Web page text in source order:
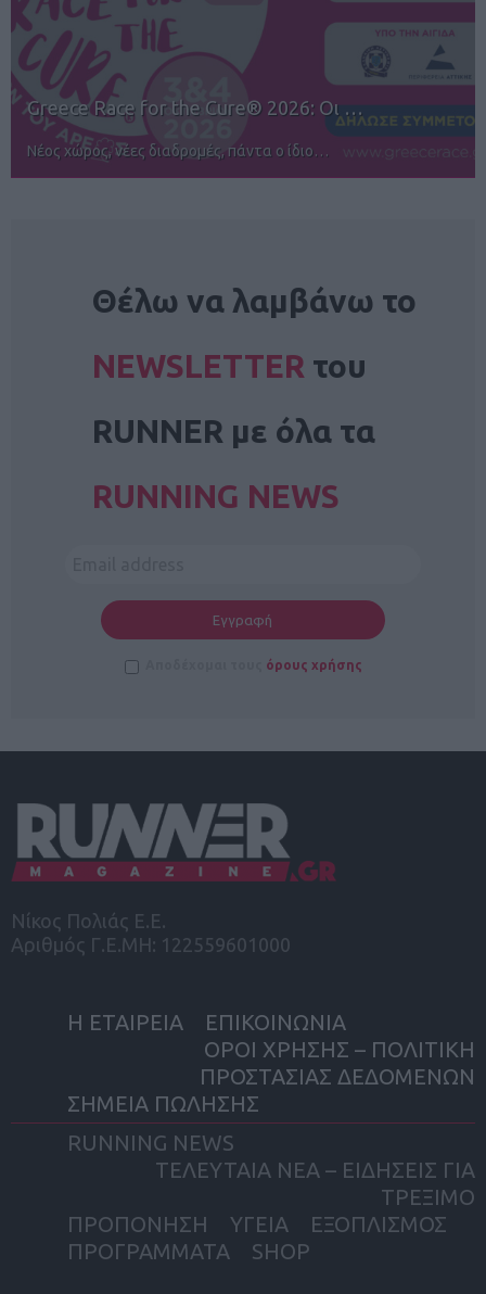
12ος TUI Rhodes Marathon: Άνοιγμα ε…
Αγώνες για όλους στην Ρόδο
Θέλω να λαμβάνω το
NEWSLETTER του
RUNNER με όλα τα
RUNNING NEWS
όρους χρήσης
Νίκος Πολιάς Ε.Ε.
Αριθμός Γ.Ε.ΜΗ: 122559601000
Η ΕΤΑΙΡΕΙΑ
ΕΠΙΚΟΙΝΩΝΙΑ
ΟΡΟΙ ΧΡΗΣΗΣ – ΠΟΛΙΤΙΚΗ
ΠΡΟΣΤΑΣΙΑΣ ΔΕΔΟΜΕΝΩΝ
ΣΗΜΕΙΑ ΠΩΛΗΣΗΣ
RUNNING NEWS
ΤΕΛΕΥΤΑΙΑ ΝΕΑ – ΕΙΔΗΣΕΙΣ ΓΙΑ
ΤΡΕΞΙΜΟ
ΠΡΟΠΟΝΗΣΗ
ΥΓΕΙΑ
ΕΞΟΠΛΙΣΜΟΣ
ΠΡΟΓΡΑΜΜΑΤΑ
SHOP